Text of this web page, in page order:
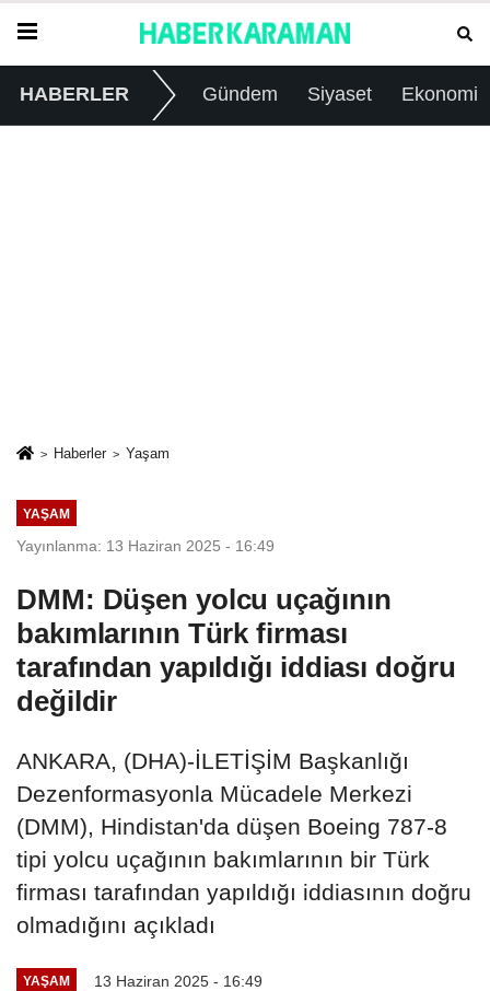
HABERLER Gündem Siyaset Ekonomi
Haberler Yaşam
YAŞAM
Yayınlanma: 13 Haziran 2025 - 16:49
DMM: Düşen yolcu uçağının
bakımlarının Türk firması
tarafından yapıldığı iddiası doğru
değildir
ANKARA, (DHA)-İLETİŞİM Başkanlığı
Dezenformasyonla Mücadele Merkezi
(DMM), Hindistan'da düşen Boeing 787-8
tipi yolcu uçağının bakımlarının bir Türk
firması tarafından yapıldığı iddiasının doğru
olmadığını açıkladı
YAŞAM 13 Haziran 2025 - 16:49